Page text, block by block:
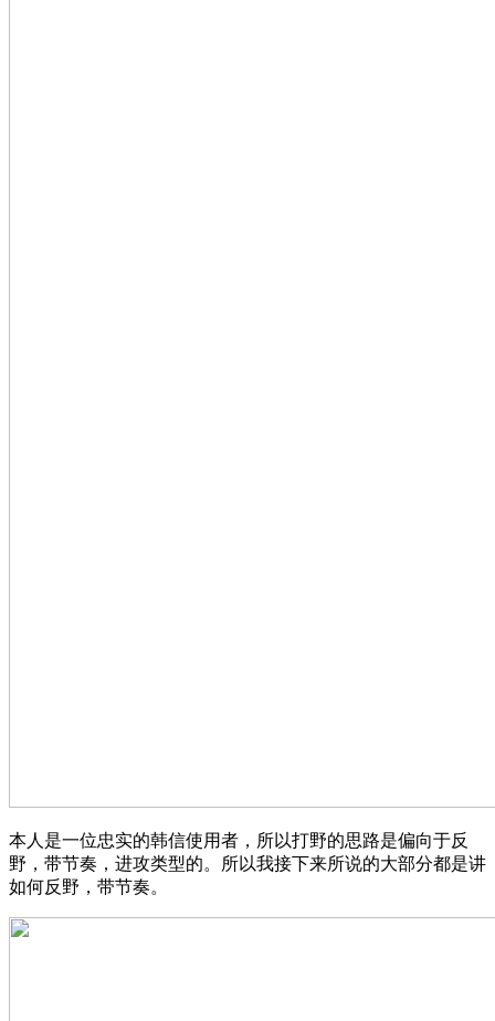
本人是一位忠实的韩信使用者，所以打野的思路是偏向于反
野，带节奏，进攻类型的。所以我接下来所说的大部分都是讲
如何反野，带节奏。